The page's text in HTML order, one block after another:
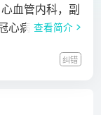
血管内科，副
心病、高血
科疾病的诊
查看简介
纠错